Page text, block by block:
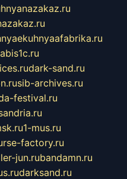
dark-sand.ru
sib-archives.ru
festival.ru
1-mus.ru
factory.ru
jun.rubandamn.ru
darksand.ru